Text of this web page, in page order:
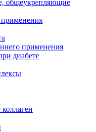
общеукрепляющие
применения
диабете